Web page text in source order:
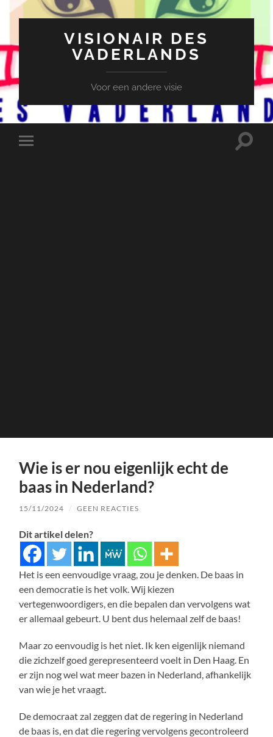
VISIONAIR DES
VADERLANDS
Voor een andere visie
Toggle
Toggle
Wie is er nou eigenlijk echt de
baas in Nederland?
15/11/2024 / GEEN REACTIES
Dit artikel delen?
Het is een eenvoudige vraag, zou je denken. De baas in
een democratie is het volk. Wij kiezen
vertegenwoordigers, en die bepalen dan vervolgens wat
er allemaal gebeurt. U bent dus helemaal zelf de baas!
Maar zo eenvoudig is het niet. Ik ken eigenlijk niemand
die zichzelf goed gerepresenteerd voelt in Den Haag. En
er zijn nog wel wat meer bazen in Nederland, afhankelijk
van wie je het vraagt.
De democraat zal zeggen dat de regering in Nederland
de baas is, en dat die regering vervolgens gecontroleerd